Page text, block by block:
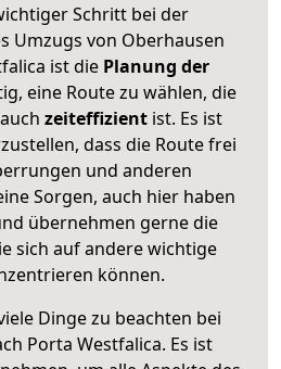
Schritt bei der
Umzugs von Oberhausen
ist die Planung der
eine Route zu wählen, die
zeiteffizientist. Es ist
dass die Route frei
und anderen
Sorgen, auch hier haben
übernehmen gerne die
sich auf andere wichtige
können.
Dinge zu beachten bei
Porta Westfalica. Es ist